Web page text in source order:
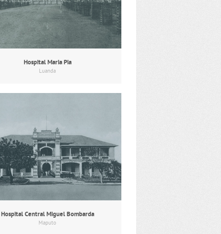
Hospital Maria Pia
Luanda
Hospital Central Miguel Bombarda
Maputo